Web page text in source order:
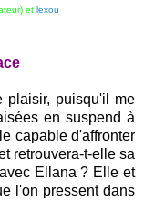
et lexou
plaisir, puisqu'il me
en suspend à
capable d'affronter
retrouvera-t-elle sa
Ellana ? Elle et
l'on pressent dans